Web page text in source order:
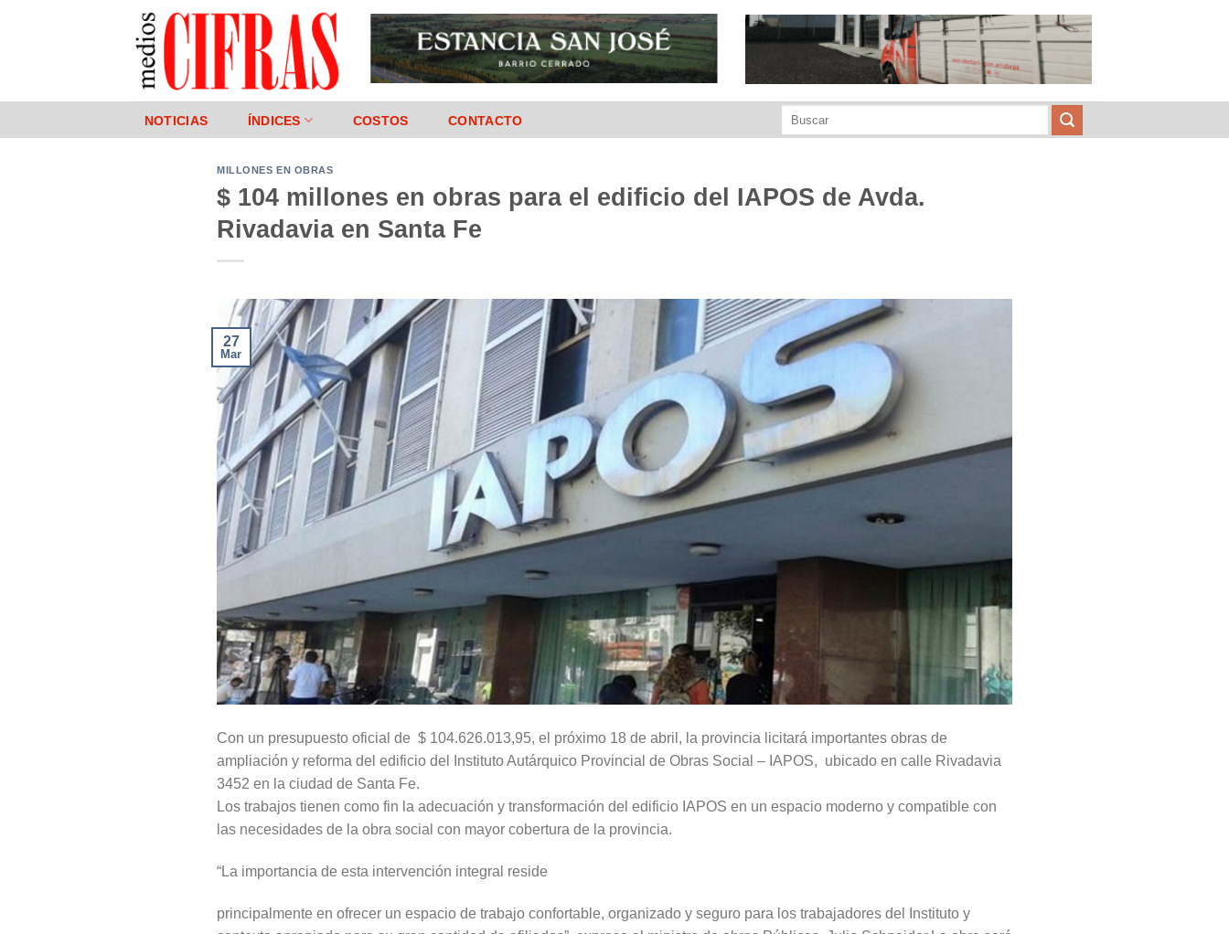
NOTICIAS ÍNDICES COSTOS CONTACTO
MILLONES EN OBRAS
$ 104 millones en obras para el edificio del IAPOS de Avda.
Rivadavia en Santa Fe
27
Mar
Con un presupuesto oficial de $ 104.626.013,95, el próximo 18 de abril, la provincia licitará importantes obras de
ampliación y reforma del edificio del Instituto Autárquico Provincial de Obras Social – IAPOS, ubicado en calle Rivadavia
3452 en la ciudad de Santa Fe.
Los trabajos tienen como fin la adecuación y transformación del edificio IAPOS en un espacio moderno y compatible con
las necesidades de la obra social con mayor cobertura de la provincia.
“La importancia de esta intervención integral reside
principalmente en ofrecer un espacio de trabajo confortable, organizado y seguro para los trabajadores del Instituto y